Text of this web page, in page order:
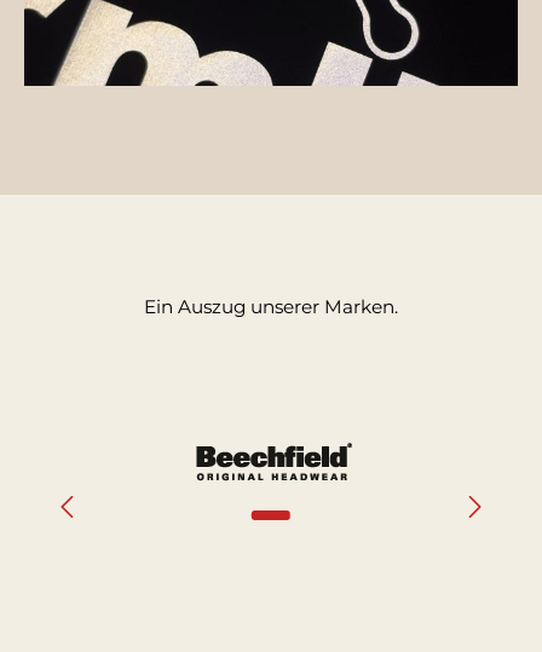
Ein Auszug unserer Marken.
Bildergalerie überspringen